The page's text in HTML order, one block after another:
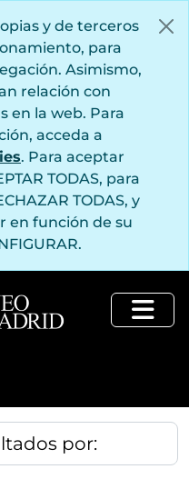
y de terceros
para
Asimismo,
relación con
en la web. Para
acceda a
. Para aceptar
TODAS, para
TODAS, y
en función de su
por: